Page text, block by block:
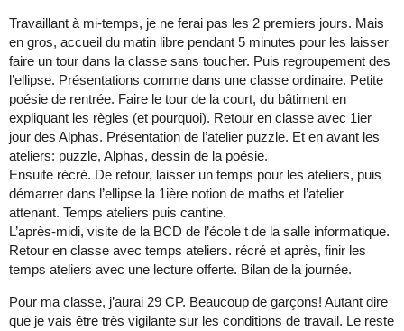
Travaillant à mi-temps, je ne ferai pas les 2 premiers jours. Mais
en gros, accueil du matin libre pendant 5 minutes pour les laisser
faire un tour dans la classe sans toucher. Puis regroupement des
l’ellipse. Présentations comme dans une classe ordinaire. Petite
poésie de rentrée. Faire le tour de la court, du bâtiment en
expliquant les règles (et pourquoi). Retour en classe avec 1ier
jour des Alphas. Présentation de l’atelier puzzle. Et en avant les
ateliers: puzzle, Alphas, dessin de la poésie.
Ensuite récré. De retour, laisser un temps pour les ateliers, puis
démarrer dans l’ellipse la 1ière notion de maths et l’atelier
attenant. Temps ateliers puis cantine.
L’après-midi, visite de la BCD de l’école t de la salle informatique.
Retour en classe avec temps ateliers. récré et après, finir les
temps ateliers avec une lecture offerte. Bilan de la journée.
Pour ma classe, j’aurai 29 CP. Beaucoup de garçons! Autant dire
que je vais être très vigilante sur les conditions de travail. Le reste